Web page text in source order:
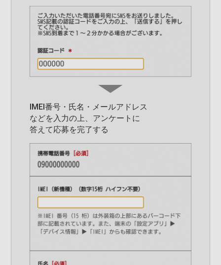
IMEI番号・氏名・メールアドレス
などを入力の上、アンケートに
答えて応募を完了する
①設定画面を開きます。